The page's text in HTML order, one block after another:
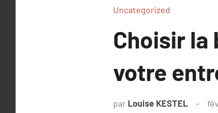
Uncategorized
Choisir la
votre
par Louise KESTEL